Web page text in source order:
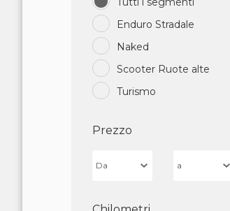
Enduro Stradale
Naked
Scooter Ruote alte
Turismo
Prezzo